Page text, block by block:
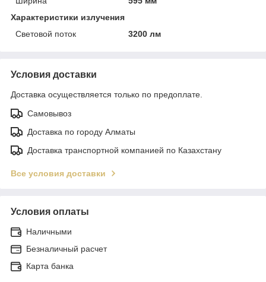
Характеристики излучения
Световой поток
3200 лм
Условия доставки
Доставка осуществляется только по предоплате.
Самовывоз
Доставка по городу Алматы
Доставка транспортной компанией по Казахстану
Все условия доставки
Условия оплаты
Наличными
Безналичный расчет
Карта банка